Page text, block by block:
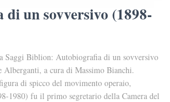
un sovversivo (1898-
Saggi Biblion: Autobiografia di un sovversivo
Alberganti, a cura di Massimo Bianchi.
di spicco del movimento operaio,
1980) fu il primo segretario della Camera del